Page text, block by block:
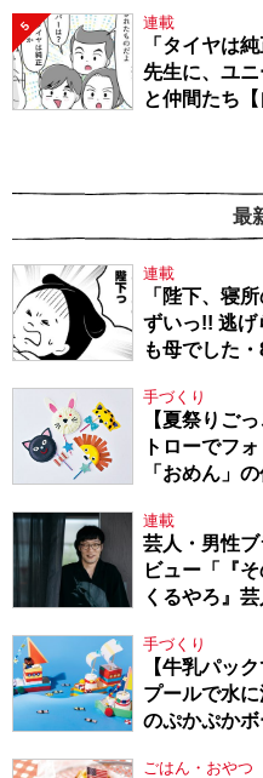
5 連載
「タイヤは
先生に、ユ
と仲間たち
最
連載
「陛下、寝
ずいっ!! 逃
も母でした・
手づくり
【夏祭りご
トローでフ
「おめん」
連載
芸人・男性
ビュー「『
くるやろ』
手づくり
【牛乳パッ
プールで水
のぷかぷかボ
ごはん・おやつ